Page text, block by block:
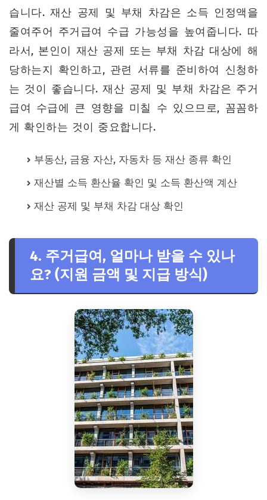
습니다. 재산 공제 및 부채 차감은 소득 인정액을
줄여주어 주거급여 수급 가능성을 높여줍니다. 따
라서, 본인이 재산 공제 또는 부채 차감 대상에 해
당하는지 확인하고, 관련 서류를 준비하여 신청하
는 것이 좋습니다. 재산 공제 및 부채 차감은 주거
급여 수급에 큰 영향을 미칠 수 있으므로, 꼼꼼하
게 확인하는 것이 중요합니다.
부동산, 금융 자산, 자동차 등 재산 종류 확인
재산별 소득 환산율 확인 및 소득 환산액 계산
재산 공제 및 부채 차감 대상 확인
4. 주거급여, 얼마나 받을 수 있나
요? (지원 금액 및 지급 방식)